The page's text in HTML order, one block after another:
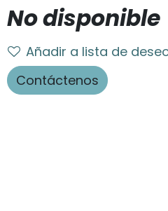
No disponible
Añadir a lista de
Contáctenos